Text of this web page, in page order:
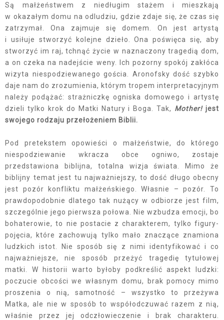
Są małżeństwem z niedługim stażem i mieszkają
w okazałym domu na odludziu, gdzie zdaje się, że czas się
zatrzymał. Ona zajmuje się domem. On jest artystą
i usiłuje stworzyć kolejne dzieło. Ona poświęca się, aby
stworzyć im raj, tchnąć życie w naznaczony tragedią dom,
a on czeka na nadejście weny. Ich pozorny spokój zakłóca
wizyta niespodziewanego gościa. Aronofsky dość szybko
daje nam do zrozumienia, którym tropem interpretacyjnym
należy podążać: strażniczkę ogniska domowego i artystę
dzieli tylko krok do Matki Natury i Boga. Tak, Mother!jest
swojego rodzaju przełożeniem Biblii.
Pod pretekstem opowieści o małżeństwie, do którego
niespodziewanie wkracza obce ogniwo, zostaje
przedstawiona biblijna, totalna wizja świata. Mimo że
biblijny temat jest tu najważniejszy, to dość długo obecny
jest pozór konfliktu małżeńskiego. Własnie – pozór. To
prawdopodobnie dlatego tak nużący w odbiorze jest film,
szczególnie jego pierwsza połowa. Nie wzbudza emocji, bo
bohaterowie, to nie postacie z charakterem, tylko figury-
pojęcia, które zachowują tylko mało znaczące znamiona
ludzkich istot. Nie sposób się z nimi identyfikować i co
najważniejsze, nie sposób przeżyć tragedię tytułowej
matki. W historii warto byłoby podkreślić aspekt ludzki:
poczucie obcości we własnym domu, brak pomocy mimo
proszenia o nią, samotność – wszystko to przeżywa
Matka, ale nie w sposób to współodczuwać razem z nią,
właśnie przez jej odczłowieczenie i brak charakteru.